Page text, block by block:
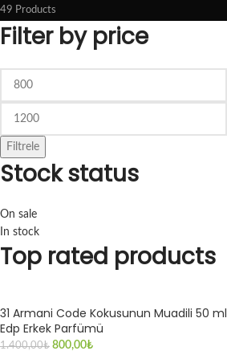
49 Products
Filter by price
Filtrele
Stock status
On sale
In stock
Top rated products
31 Armani Code Kokusunun Muadili 50 ml
Edp Erkek Parfümü
1.400,00₺ 800,00₺